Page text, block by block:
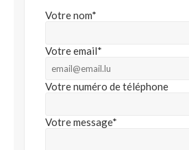
Votre nom*
Votre email*
Votre numéro de téléphone
Votre message*